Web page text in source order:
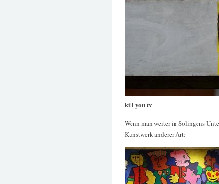
kill you tv
Wenn man weiter in Solingens
Kunstwerk anderer Art: